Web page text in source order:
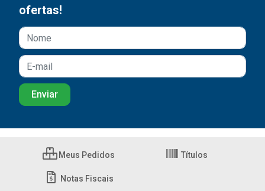
ofertas!
Meus Pedidos Títulos
Notas Fiscais